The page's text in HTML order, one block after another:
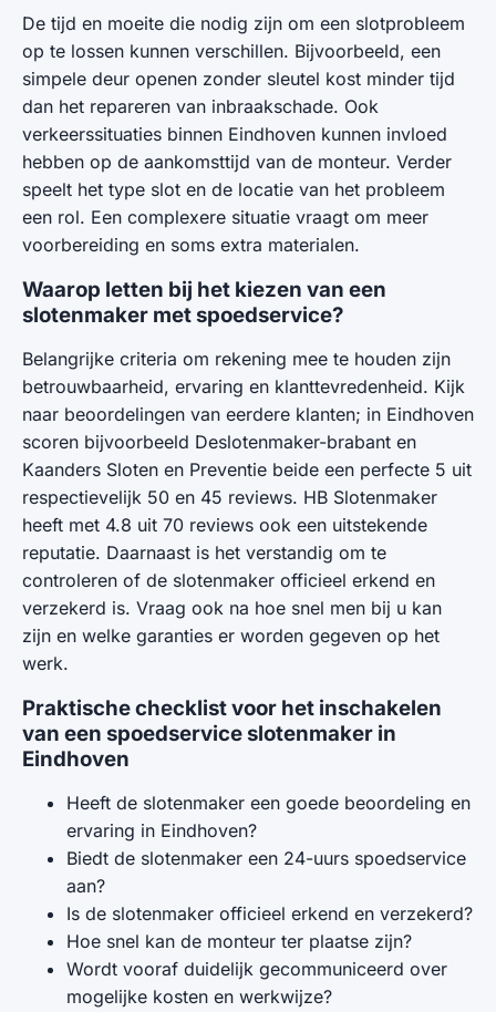
De tijd en moeite die nodig zijn om een slotprobleem
op te lossen kunnen verschillen. Bijvoorbeeld, een
simpele deur openen zonder sleutel kost minder tijd
dan het repareren van inbraakschade. Ook
verkeerssituaties binnen Eindhoven kunnen invloed
hebben op de aankomsttijd van de monteur. Verder
speelt het type slot en de locatie van het probleem
een rol. Een complexere situatie vraagt om meer
voorbereiding en soms extra materialen.
Waarop letten bij het kiezen van een
slotenmaker met spoedservice?
Belangrijke criteria om rekening mee te houden zijn
betrouwbaarheid, ervaring en klanttevredenheid. Kijk
naar beoordelingen van eerdere klanten; in Eindhoven
scoren bijvoorbeeld Deslotenmaker-brabant en
Kaanders Sloten en Preventie beide een perfecte 5 uit
respectievelijk 50 en 45 reviews. HB Slotenmaker
heeft met 4.8 uit 70 reviews ook een uitstekende
reputatie. Daarnaast is het verstandig om te
controleren of de slotenmaker officieel erkend en
verzekerd is. Vraag ook na hoe snel men bij u kan
zijn en welke garanties er worden gegeven op het
werk.
Praktische checklist voor het inschakelen
van een spoedservice slotenmaker in
Eindhoven
Heeft de slotenmaker een goede beoordeling en
ervaring in Eindhoven?
Biedt de slotenmaker een 24-uurs spoedservice
aan?
Is de slotenmaker officieel erkend en verzekerd?
Hoe snel kan de monteur ter plaatse zijn?
Wordt vooraf duidelijk gecommuniceerd over
mogelijke kosten en werkwijze?